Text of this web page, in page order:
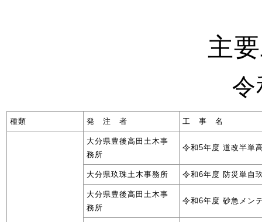
主
令
種類 発 注 者 工 事 名
大分県豊後高田土木事
務所
令和5年度 道改半単
大分県玖珠土木事務所 令和6年度 防災単自
大分県豊後高田土木事
務所
令和6年度 砂急メン